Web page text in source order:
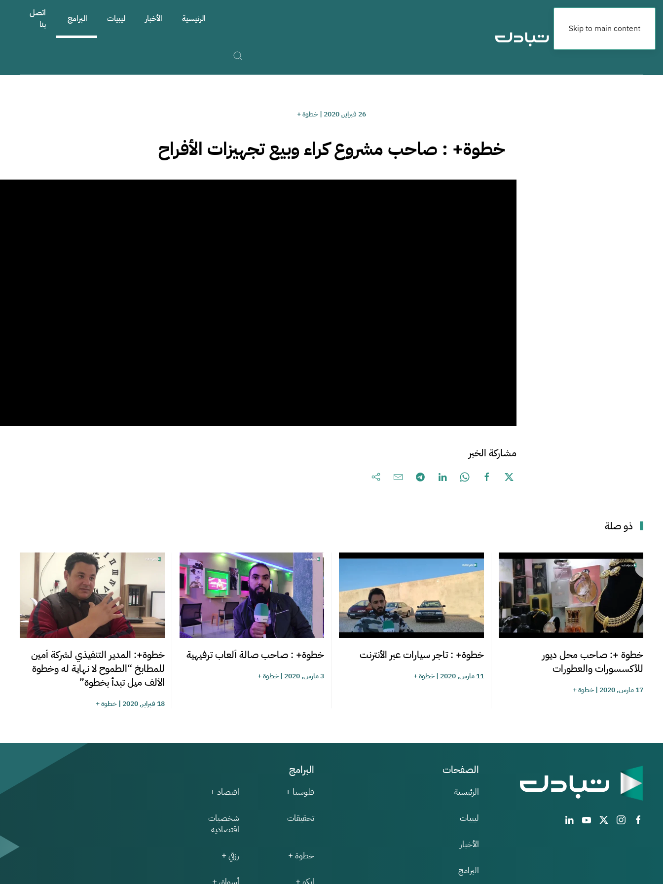
Skip to main content
الرئيسية الأخبار ليبيات البرامج
اتصل
بنا
26 فبراير, 2020 |خطوة +
خطوة+ : صاحب مشروع كراء وبيع تجهيزات الأفراح
مشاركة الخبر
ذو صلة
خطوة +: صاحب محل ديور
للأكسسورات والعطورات
17 مارس, 2020 |خطوة +
خطوة+ : تاجر سيارات عبر الأنترنت
11 مارس, 2020 |خطوة +
خطوة+ : صاحب صالة ألعاب ترفيهية
3 مارس, 2020 |خطوة +
خطوة+: المدير التنفيذي لشركة أمين
للمطابخ “الطموح لا نهاية له وخطوة
الألف ميل تبدأ بخطوة”
18 فبراير, 2020 |خطوة +
الصفحات
الرئيسية
ليبيات
الأخبار
البرامج
البرامج
فلوسنا + اقتصاد +
تحقيقات
شخصيات
اقتصادية
خطوة + رزقي +